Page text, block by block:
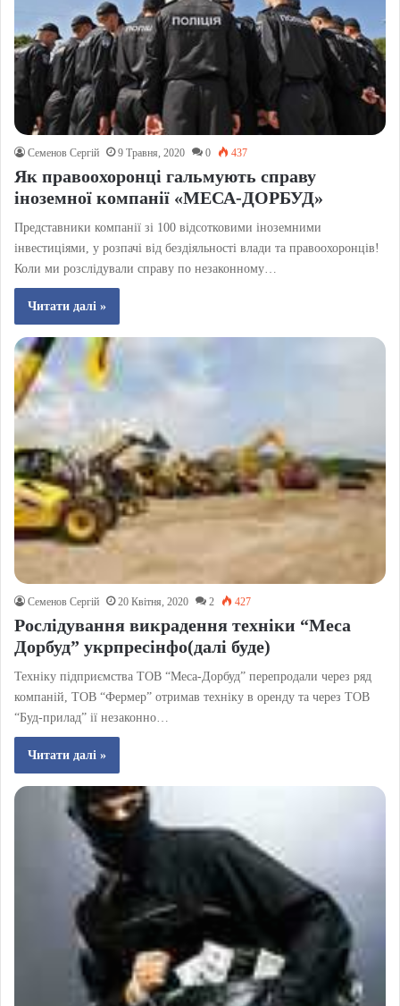
Семенов Сергій 9 Травня, 2020 0 437
Як правоохоронці гальмують справу
іноземної компанії «МЕСА-ДОРБУД»
Представники компанії зі 100 відсотковими іноземними
інвестиціями, у розпачі від бездіяльності влади та правоохоронців!
Коли ми розслідували справу по незаконному…
Читати далі »
Семенов Сергій 20 Квітня, 2020 2 427
Рослідування викрадення техніки “Меса
Дорбуд” укрпресінфо(далі буде)
Техніку підприємства ТОВ “Меса-Дорбуд” перепродали через ряд
компаній, ТОВ “Фермер” отримав техніку в оренду та через ТОВ
“Буд-прилад” ії незаконно…
Читати далі »